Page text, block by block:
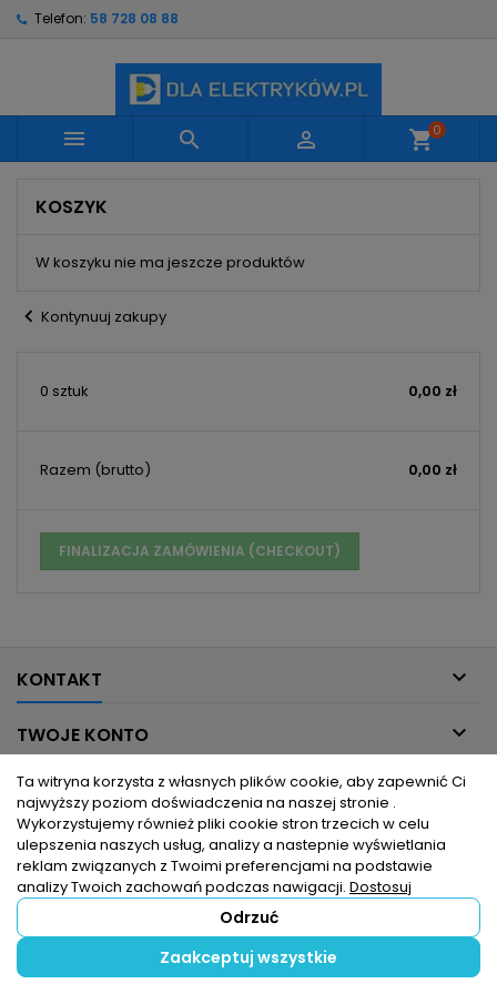
Telefon: 58 728 08 88
   shopping_cart0
KOSZYK
W koszyku nie ma jeszcze produktów
chevron_left Kontynuuj zakupy
0 sztuk 0,00 zł
Razem (brutto) 0,00 zł
FINALIZACJA ZAMÓWIENIA (CHECKOUT)
KONTAKT 
TWOJE KONTO 
INFORMACJE DLA CIEBIE 
PRODUKTY
Utwórz nową listę
((confirmMessage))
Nazwa listy życzeń
Musisz być zalogowany by zapisać produkty na
swojej liście życzeń.
© Copyright 2026 hurtownia elektryczna dlaelektrykow.pl. Wszelkie
prawa zastrzeżone.
Ta witryna korzysta z własnych plików cookie, aby zapewnić Ci
najwyższy poziom doświadczenia na naszej stronie .
Wykorzystujemy również pliki cookie stron trzecich w celu
ulepszenia naszych usług, analizy a nastepnie wyświetlania
reklam związanych z Twoimi preferencjami na podstawie
analizy Twoich zachowań podczas nawigacji. Dostosuj
Odrzuć
Zaakceptuj wszystkie